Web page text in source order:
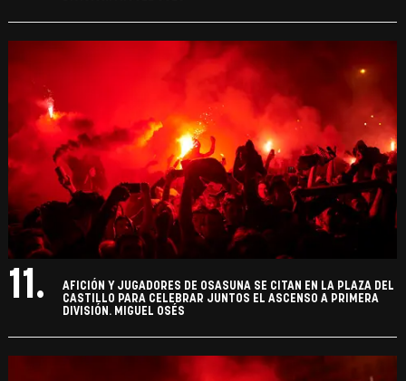
11.
AFICIÓN Y JUGADORES DE OSASUNA SE CITAN EN LA PLAZA DEL
CASTILLO PARA CELEBRAR JUNTOS EL ASCENSO A PRIMERA
DIVISIÓN. MIGUEL OSÉS